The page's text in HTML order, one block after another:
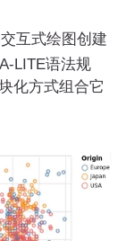
互式绘图创建
LITE语法规
化方式组合它